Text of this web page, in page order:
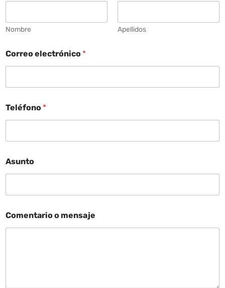
Nombre Apellidos
Correo electrónico *
Teléfono *
Asunto
Comentario o mensaje